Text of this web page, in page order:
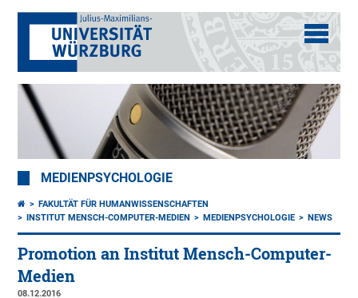
MEDIENPSYCHOLOGIE
FAKULTÄT FÜR HUMANWISSENSCHAFTEN
INSTITUT MENSCH-COMPUTER-MEDIEN
MEDIENPSYCHOLOGIE NEWS
Promotion an Institut Mensch-Computer-
Medien
08.12.2016